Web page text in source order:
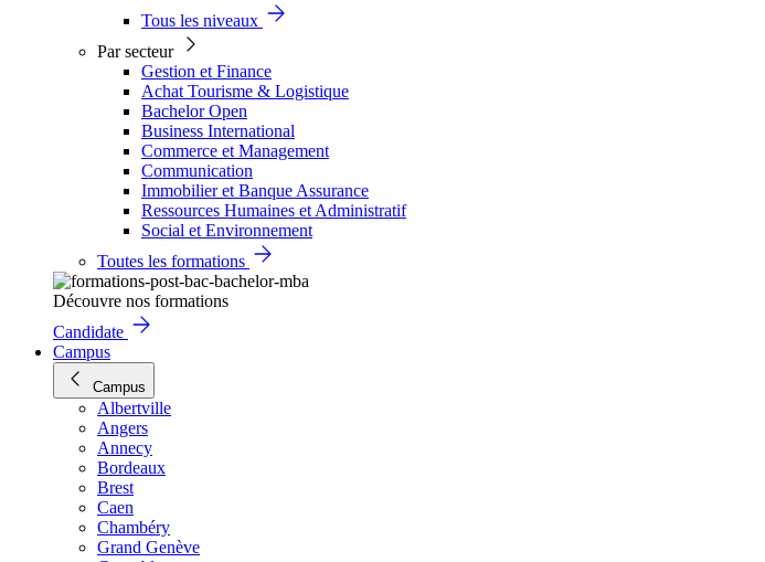
Tous les niveaux
Par secteur
Gestion et Finance
Achat Tourisme & Logistique
Bachelor Open
Business International
Commerce et Management
Communication
Immobilier et Banque Assurance
Ressources Humaines et Administratif
Social et Environnement
Toutes les formations
Découvre nos formations
Candidate
Campus
Campus
Albertville
Angers
Annecy
Bordeaux
Brest
Caen
Chambéry
Grand Genève